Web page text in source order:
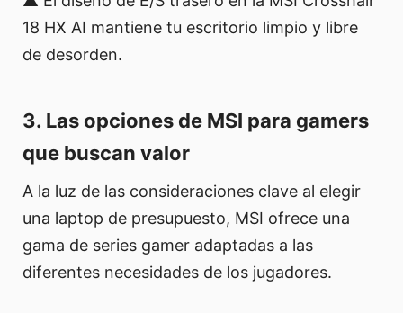
18 HX AI mantiene tu escritorio limpio y libre
de desorden.
3. Las opciones de MSI para gamers
que buscan valor
A la luz de las consideraciones clave al elegir
una laptop de presupuesto, MSI ofrece una
gama de series gamer adaptadas a las
diferentes necesidades de los jugadores.